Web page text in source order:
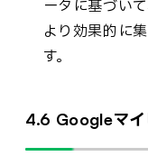
ータに基づい
より効果的に
す。
4.6 Googleマイ